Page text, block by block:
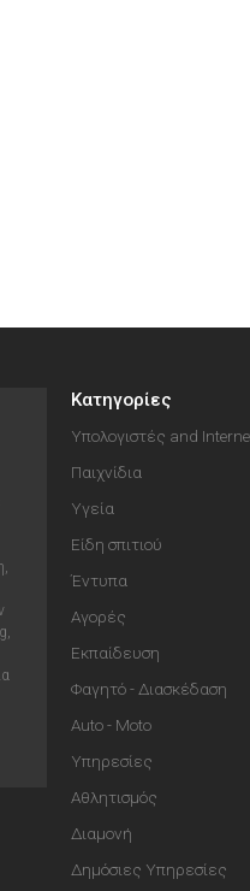
Κατηγορίες
Υπολογιστές and
Παιχνίδια
Υγεία
Είδη σπιτιού
Έντυπα
Αγορές
Εκπαίδευση
Φαγητό - Διασκέδαση
Auto - Moto
Υπηρεσίες
Αθλητισμός
Διαμονή
Δημόσιες Υπηρεσίες